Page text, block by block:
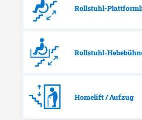
Rollstuhl-
Rollstuhl-
Homelift / Aufzug